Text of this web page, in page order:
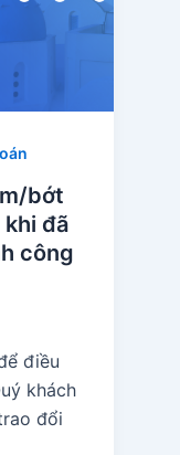
bớt
khi đã
công
điều
khách
đổi